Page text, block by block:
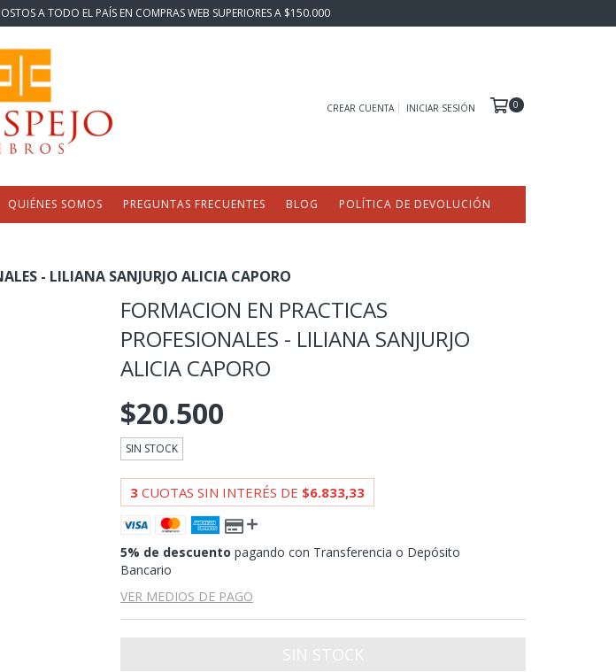
A TODO EL PAÍS EN COMPRAS WEB SUPERIORES A $150.000
CREAR CUENTA INICIAR SESIÓN 0
QUIÉNES SOMOS PREGUNTAS FRECUENTES BLOG POLÍTICA DE DEVOLUCIÓN
- LILIANA SANJURJO ALICIA CAPORO
FORMACION EN PRACTICAS
PROFESIONALES - LILIANA SANJURJO
ALICIA CAPORO
$20.500
SIN STOCK
3 CUOTAS SIN INTERÉS DE $6.833,33
5% de descuento pagando con Transferencia o Depósito
Bancario
VER MEDIOS DE PAGO